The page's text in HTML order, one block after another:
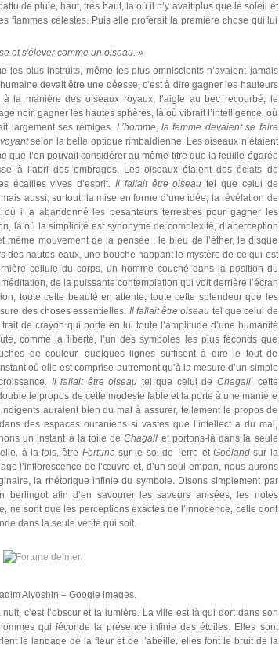
de pluie, haut, très haut, là où il n’y avait plus que le soleil et
flammes célestes. Puis elle proférait la première chose qui lui
et s'élever comme un oiseau. »
les plus instruits, même les plus omniscients n’avaient jamais
devait être une déesse, c’est à dire gagner les hauteurs
la manière des oiseaux royaux, l’aigle au bec recourbé, le
noir, gagner les hautes sphères, là où vibrait l’intelligence, où
largement ses rémiges. L’homme, la femme devaient se faire
selon la belle optique rimbaldienne. Les oiseaux n’étaient
que l’on pouvait considérer au même titre que la feuille égarée
à l’abri des ombrages. Les oiseaux étaient des éclats de
écailles vives d’esprit. Il fallait être oiseautel que celui de
aussi, surtout, la mise en forme d’une idée, la révélation de
où il a abandonné les pesanteurs terrestres pour gagner les
là où la simplicité est synonyme de complexité, d’aperception
même mouvement de la pensée : le bleu de l’éther, le disque
des hautes eaux, une bouche happant le mystère de ce qui est
cellule du corps, un homme couché dans la position du
de la puissante contemplation qui voit derrière l’écran
toute cette beauté en attente, toute cette splendeur que les
des choses essentielles. Il fallait être oiseau tel que celui de
de crayon qui porte en lui toute l’amplitude d’une humanité
comme la liberté, l’un des symboles les plus féconds que
de couleur, quelques lignes suffisent à dire le tout de
où elle est comprise autrement qu’à la mesure d’un simple
Il fallait être oiseau tel que celui de Chagall, cette
le propos de cette modeste fable et la porte à une manière
auraient bien du mal à assurer, tellement le propos de
des espaces ouraniens si vastes que l’intellect a du mal,
un instant à la toile deChagall et portons-là dans la seule
à la fois, être Fortunesur le sol de Terre et Goélandsur la
l’inflorescence de l’œuvre et, d’un seul empan, nous aurons
la rhétorique infinie du symbole. Disons simplement par
berlingot afin d’en savourer les saveurs anisées, les notes
ne sont que les perceptions exactes de l’innocence, celle dont
dans la seule vérité qui soit.
Alyoshin – Google images.
nuit, c’est l’obscur et la lumière. La ville est là qui dort dans son
qui féconde la présence infinie des étoiles. Elles sont
le langage de la fleur et de l’abeille, elles font le bruit de la